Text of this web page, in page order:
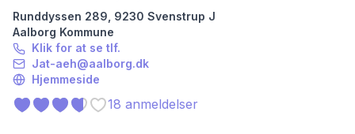
Runddyssen 289 9230 Svenstrup J
Aalborg Kommune
Klik for at se tlf.
Jat-aeh@aalborg.dk
Hjemmeside
18 anmeldelser